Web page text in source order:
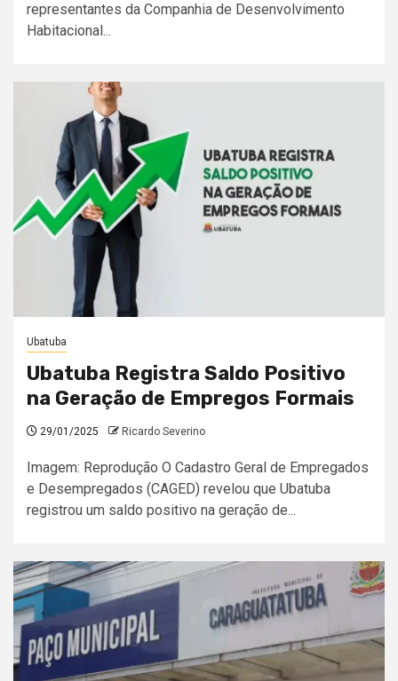
representantes da Companhia de Desenvolvimento
Habitacional...
Ubatuba
Ubatuba Registra Saldo Positivo
na Geração de Empregos Formais
29/01/2025 Ricardo Severino
Imagem: Reprodução O Cadastro Geral de Empregados
e Desempregados (CAGED) revelou que Ubatuba
registrou um saldo positivo na geração de...